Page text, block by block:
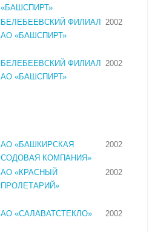
«БАШСПИРТ»
БЕЛЕБЕЕВСКИЙ ФИЛИАЛ
АО «БАШСПИРТ»
2002
БЕЛЕБЕЕВСКИЙ ФИЛИАЛ
АО «БАШСПИРТ»
2002
АО «БАШКИРСКАЯ
СОДОВАЯ КОМПАНИЯ»
2002
АО «КРАСНЫЙ
ПРОЛЕТАРИЙ»
2002
АО «САЛАВАТСТЕКЛО» 2002